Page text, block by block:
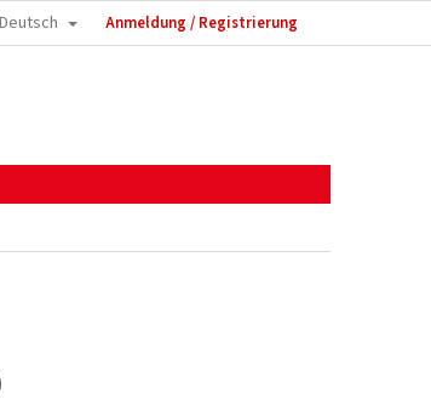
Deutsch Anmeldung / Registrierung